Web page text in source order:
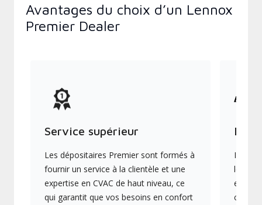
Avantages du choix d’un Lennox
Premier Dealer
Service supérieur
Les dépositaires Premier sont formés à
fournir un service à la clientèle et une
expertise en CVAC de haut niveau, ce
qui garantit que vos besoins en confort
Ils
les
en